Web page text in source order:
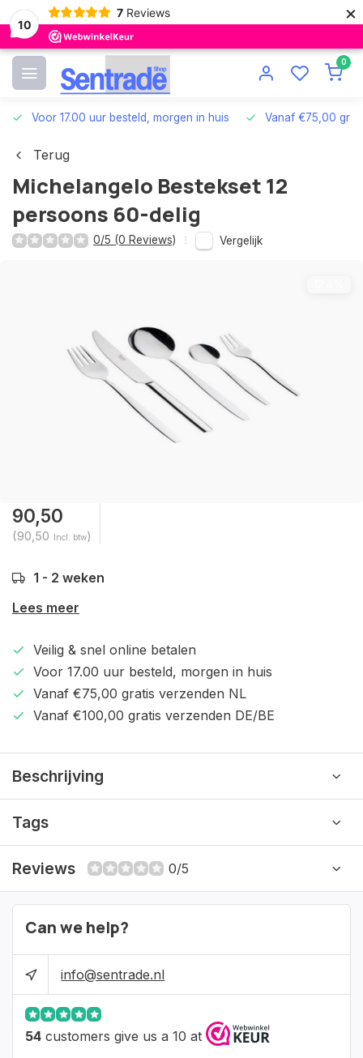
10
7 Reviews ×
0
Voor 17.00 uur besteld, morgen in huis Vanaf €75,00
Terug
Michelangelo Bestekset 12
persoons 60-delig
0/5 (0 Reviews) Vergelijk
90,50
(90,50 Incl. btw)
1 - 2 weken
Lees meer
Veilig & snel online betalen
Voor 17.00 uur besteld, morgen in huis
Vanaf €75,00 gratis verzenden NL
Vanaf €100,00 gratis verzenden DE/BE
Beschrijving
Tags
Reviews 0/5
Can we help?
info@sentrade.nl
54 customers give us a 10 at